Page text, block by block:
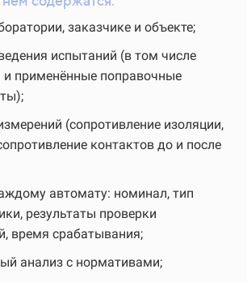
заказчике и объекте;
испытаний (в том числе
и применённые поправочные
(сопротивление изоляции,
контактов до и после
автомату: номинал, тип
результаты проверки
время срабатывания;
анализ с нормативами;